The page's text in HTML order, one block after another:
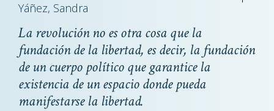
Yáñez, Sandra
La revolución no es otra cosa que la
fundación de la libertad, es decir, la fundación
de un cuerpo político que garantice la
existencia de un espacio donde pueda
manifestarse la libertad.